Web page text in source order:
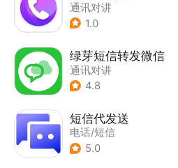
通讯对讲
1.0
绿芽短信转发微信
通讯对讲
4.8
短信代发送
电话/短信
5.0